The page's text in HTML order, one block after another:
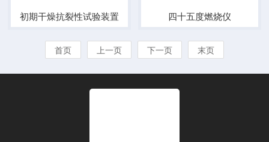
初期干燥抗裂性试验装置 四十五度燃烧仪
首页 上一页 下一页 末页